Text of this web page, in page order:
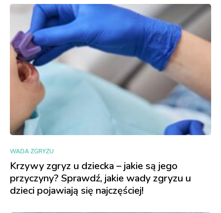
WADA ZGRYZU
Krzywy zgryz u dziecka – jakie są jego
przyczyny? Sprawdź, jakie wady zgryzu u
dzieci pojawiają się najczęściej!